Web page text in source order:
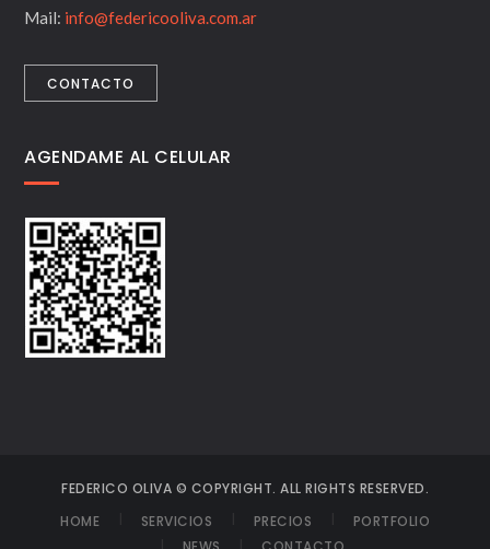
Mail: info@federicooliva.com.ar
CONTACTO
AGENDAME AL CELULAR
FEDERICO OLIVA © COPYRIGHT. ALL RIGHTS RESERVED.
HOME
SERVICIOS PRECIOS
PORTFOLIO